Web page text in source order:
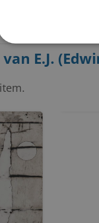
deze kunstenaar
E.J.
item.